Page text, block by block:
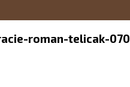
roman-telicak-070